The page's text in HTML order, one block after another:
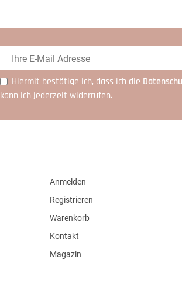
Hiermit bestätige ich, dass ich die
kann ich jederzeit widerrufen.
Anmelden
Registrieren
Warenkorb
Kontakt
Magazin